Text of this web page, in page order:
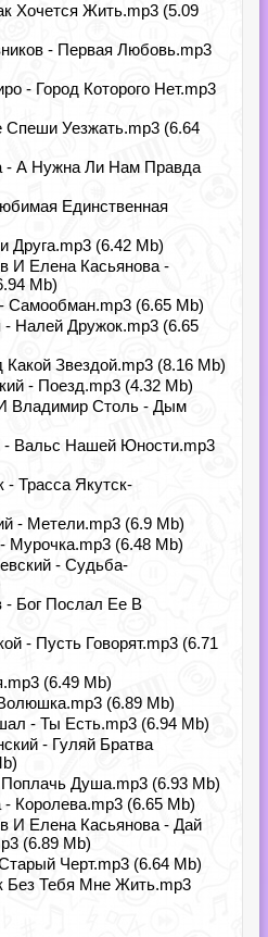
Хочется Жить.mp3 (5.09
- Первая Любовь.mp3
- Город Которого Нет.mp3
Уезжать.mp3 (6.64
- А Нужна Ли Нам Правда
Единственная
Друга.mp3 (6.42 Mb)
И Елена Касьянова -
Mb)
Самообман.mp3 (6.65 Mb)
Налей Дружок.mp3 (6.65
Звездой.mp3 (8.16 Mb)
- Поезд.mp3 (4.32 Mb)
Владимир Столь - Дым
- Вальс Нашей Юности.mp3
Трасса Якутск-
- Метели.mp3 (6.9 Mb)
Мурочка.mp3 (6.48 Mb)
- Судьба-
- Бог Послал Ее В
- Пусть Говорят.mp3 (6.71
(6.49 Mb)
(6.89 Mb)
- Ты Есть.mp3 (6.94 Mb)
- Гуляй Братва
Душа.mp3 (6.93 Mb)
Королева.mp3 (6.65 Mb)
И Елена Касьянова - Дай
(6.89 Mb)
Черт.mp3 (6.64 Mb)
Без Тебя Мне Жить.mp3